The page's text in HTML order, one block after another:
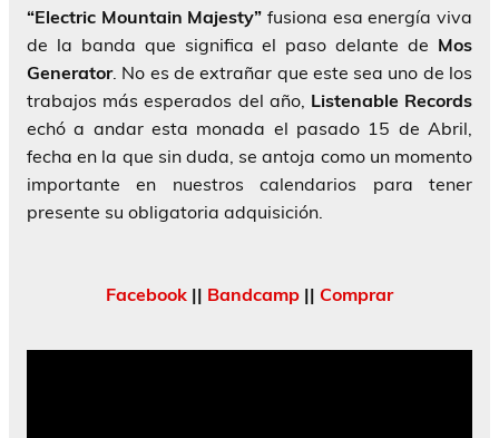
“Electric Mountain Majesty” fusiona esa energía viva
de la banda que significa el paso delante de Mos
Generator. No es de extrañar que este sea uno de los
trabajos más esperados del año, Listenable Records
echó a andar esta monada el pasado 15 de Abril,
fecha en la que sin duda, se antoja como un momento
importante en nuestros calendarios para tener
presente su obligatoria adquisición.
Facebook || Bandcamp || Comprar